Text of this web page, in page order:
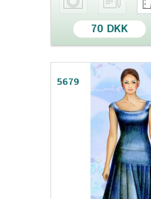
70 DKK
5679